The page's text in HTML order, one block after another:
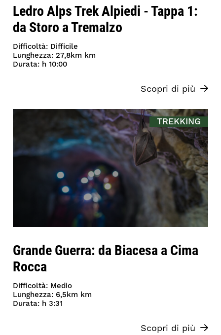
Ledro Alps Trek Alpiedi - Tappa 1:
da Storo a Tremalzo
Difficoltà: Difficile
Lunghezza: 27,8km km
Durata: h 10:00
Scopri di più
TREKKING
Grande Guerra: da Biacesa a Cima
Rocca
Difficoltà: Medio
Lunghezza: 6,5km km
Durata: h 3:31
Scopri di più